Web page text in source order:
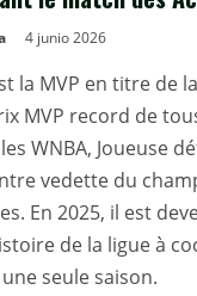
4 junio 2026
la MVP en titre de
MVP record de
WNBA, Joueuse
vedette du
En 2025, il est
de la ligue à
seule saison.